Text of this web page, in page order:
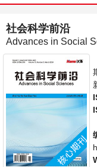
社会科学前沿
Advances in Social